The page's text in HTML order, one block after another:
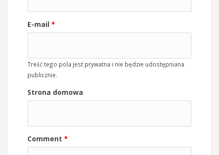
E-mail *
Treść tego pola jest prywatna i nie będzie udostępniana
publicznie.
Strona domowa
Comment *